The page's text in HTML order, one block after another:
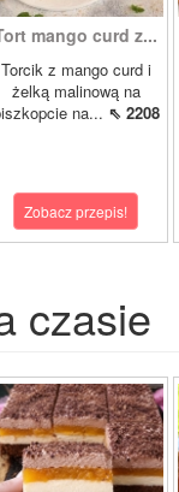
mango curd z...
Torcik z mango curd i
żelką malinową na
na... ⇖ 2208
Zobacz przepis!
czasie